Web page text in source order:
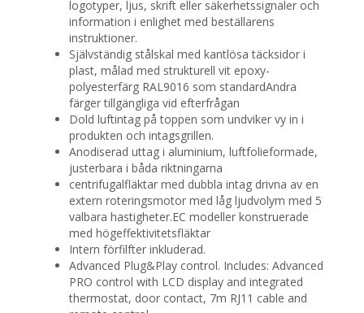
logotyper, ljus, skrift eller säkerhetssignaler och
information i enlighet med beställarens
instruktioner.
Självständig stålskal med kantlösa täcksidor i
plast, målad med strukturell vit epoxy-
polyesterfärg RAL9016 som standardAndra
färger tillgängliga vid efterfrågan
Dold luftintag på toppen som undviker vy in i
produkten och intagsgrillen.
Anodiserad uttag i aluminium, luftfolieformade,
justerbara i båda riktningarna
centrifugalfläktar med dubbla intag drivna av en
extern roteringsmotor med låg ljudvolym med 5
valbara hastigheter.EC modeller konstruerade
med högeffektivitetsfläktar
Intern förfilfter inkluderad.
Advanced Plug&Play control. Includes: Advanced
PRO control with LCD display and integrated
thermostat, door contact, 7m RJ11 cable and